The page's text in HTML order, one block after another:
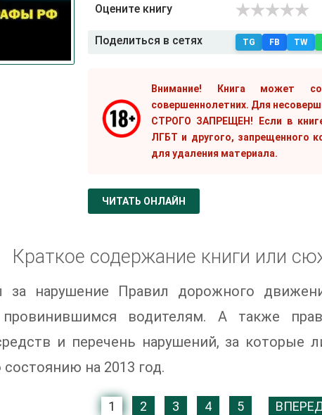
Оцените книгу
Поделиться в сетях TG FB TW
Внимание! Книга может
совершеннолетних. Для
СТРОГО ЗАПРЕЩЕН! Если в
ЛГБТ и другого, запрещенного
для удаления материала.
ЧИТАТЬ ОНЛАЙН
Краткое содержание книги или
нарушение Правил дорожного
водителям. А также
и перечень нарушений, за которые
на 2013 год.
1 2 3 4 5